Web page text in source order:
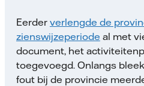
Eerder verlengde de
zienswijzeperiode al met
document, het
toegevoegd. Onlangs
fout bij de provincie